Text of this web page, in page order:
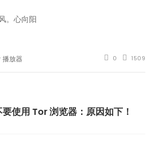
。心向阳
播放器 0 1509
使用 Tor 浏览器：原因如下！